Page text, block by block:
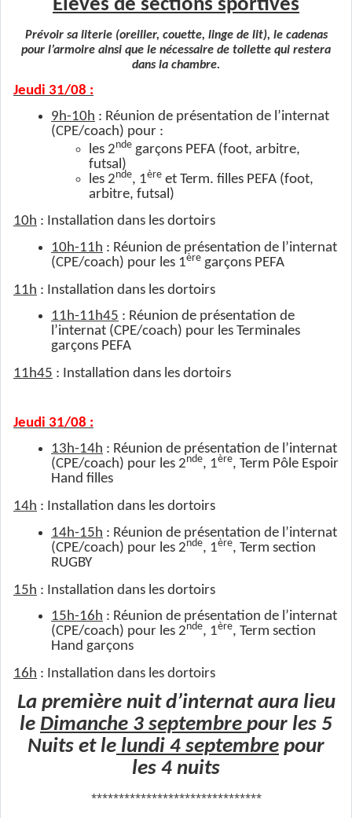
Elèves de sections sportives
Prévoir sa literie (oreiller, couette, linge de lit), le cadenas
pour l’armoire ainsi que le nécessaire de toilette qui restera
dans la chambre.
Jeudi 31/08 :
9h-10h : Réunion de présentation de l’internat
(CPE/coach) pour :
les 2nde garçons PEFA (foot, arbitre,
futsal)
les 2nde, 1ère et Term. filles PEFA (foot,
arbitre, futsal)
10h : Installation dans les dortoirs
10h-11h : Réunion de présentation de l’internat
(CPE/coach) pour les 1ère garçons PEFA
11h : Installation dans les dortoirs
11h-11h45 : Réunion de présentation de
l’internat (CPE/coach) pour les Terminales
garçons PEFA
11h45 : Installation dans les dortoirs
Jeudi 31/08 :
13h-14h : Réunion de présentation de l’internat
(CPE/coach) pour les 2nde, 1ère, Term Pôle Espoir
Hand filles
14h : Installation dans les dortoirs
14h-15h : Réunion de présentation de l’internat
(CPE/coach) pour les 2nde, 1ère, Term section
RUGBY
15h : Installation dans les dortoirs
15h-16h : Réunion de présentation de l’internat
(CPE/coach) pour les 2nde, 1ère, Term section
Hand garçons
16h : Installation dans les dortoirs
La première nuit d’internat aura lieu
le Dimanche 3 septembre pour les 5
Nuits et le lundi 4 septembre pour
les 4 nuits
*******************************